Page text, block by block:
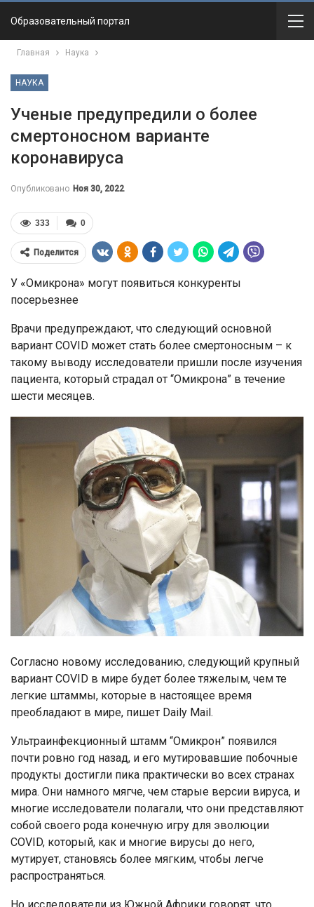
Образовательный портал
Главная Наука
НАУКА
Ученые предупредили о более
смертоносном варианте
коронавируса
Опубликовано Ноя 30, 2022
0
333
Поделится
У «Омикрона» могут появиться конкуренты
посерьезнее
Врачи предупреждают, что следующий основной
вариант COVID может стать более смертоносным – к
такому выводу исследователи пришли после изучения
пациента, который страдал от “Омикрона” в течение
шести месяцев.
Согласно новому исследованию, следующий крупный
вариант COVID в мире будет более тяжелым, чем те
легкие штаммы, которые в настоящее время
преобладают в мире, пишет Daily Mail.
Ультраинфекционный штамм “Омикрон” появился
почти ровно год назад, и его мутировавшие побочные
продукты достигли пика практически во всех странах
мира. Они намного мягче, чем старые версии вируса, и
многие исследователи полагали, что они представляют
собой своего рода конечную игру для эволюции
COVID, который, как и многие вирусы до него,
мутирует, становясь более мягким, чтобы легче
распространяться.